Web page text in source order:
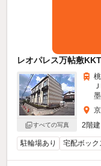
レオパレス万帖敷
すべての写真
2階
駐輪場あり 宅配ボック